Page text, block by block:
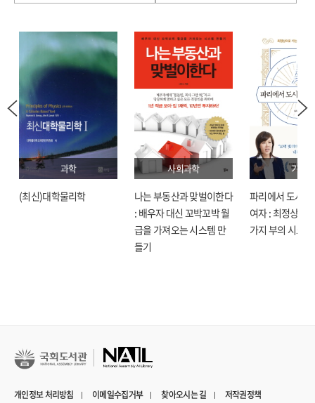
과학
(최신)대학물리학
사회과학
나는 부동산과 맞벌이한다
: 배우자 대신 꼬박꼬박 월
급을 가져오는 시스템 만
들기
기술
파리에서 도시락
여자 : 최정상으
가지 부의 시크릿
개인정보 처리방침 이메일수집거부 찾아오시는 길 저작권정책